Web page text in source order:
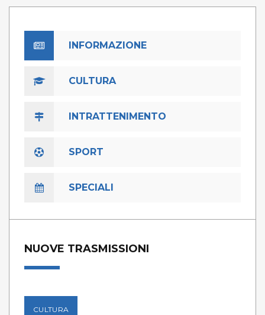
INFORMAZIONE
CULTURA
INTRATTENIMENTO
SPORT
SPECIALI
NUOVE TRASMISSIONI
CULTURA